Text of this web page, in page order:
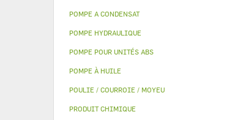
POMPE A CONDENSAT
POMPE HYDRAULIQUE
POMPE POUR UNITÉS ABS
POMPE À HUILE
POULIE / COURROIE / MOYEU
PRODUIT CHIMIQUE